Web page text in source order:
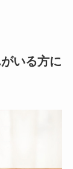
いる方に